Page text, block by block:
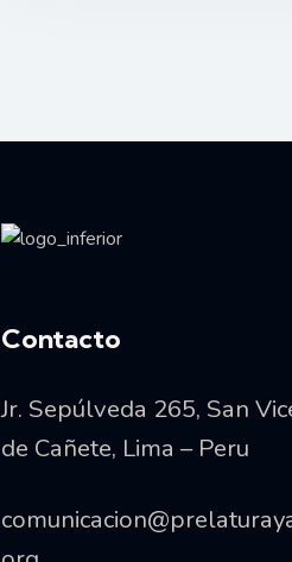
Contacto
Jr. Sepúlveda 265, San
de Cañete, Lima – Peru